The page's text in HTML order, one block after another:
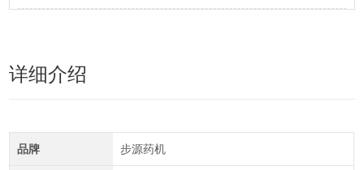
详细介绍
品牌 步源药机